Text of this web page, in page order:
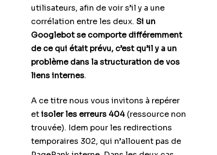
utilisateurs, afin de voir s’il y a une
corrélation entre les deux. Si un
Googlebot se comporte différemment
de ce qui était prévu, c’est qu’il y a un
problème dans la structuration de vos
liens internes.
A ce titre nous vous invitons à repérer
etisoler les erreurs 404 (ressource non
trouvée). Idem pour les redirections
temporaires 302, qui n’allouent pas de